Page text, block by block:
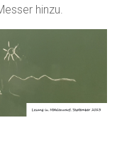
hinzu.